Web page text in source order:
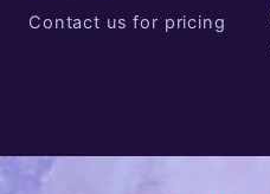
Contact us for pricing